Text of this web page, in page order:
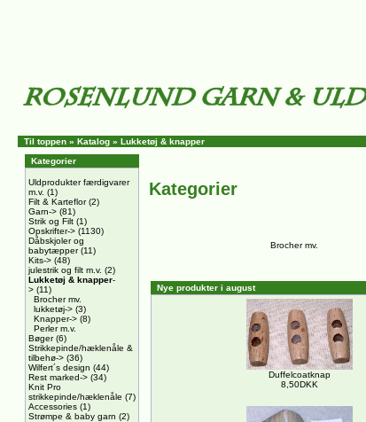
Til toppen » Katalog » Lukketøj & knapper
Kategorier
Uldprodukter færdigvarer
m.v. (1)
Filt & Karteflor(2)
Garn-> (81)
Strik og Filt (1)
Opskrifter-> (1130)
Dåbskjoler og
babytæpper(11)
Kits-> (48)
julestrik og filt m.v. (2)
Lukketøj & knapper-
> (11)
Brocher mv.
lukketøj-> (3)
Knapper-> (8)
Perler m.v.
Bøger(6)
Strikkepinde/hæklenåle &
tilbehø-> (36)
Wilfert´s design (44)
Rest marked-> (34)
Knit Pro
strikkepinde/hæklenåle (7)
Accessories (1)
Strømpe & baby garn (2)
Kategorier
Brocher mv.
Nye produkter i august
Duffelcoatknap
8,50DKK